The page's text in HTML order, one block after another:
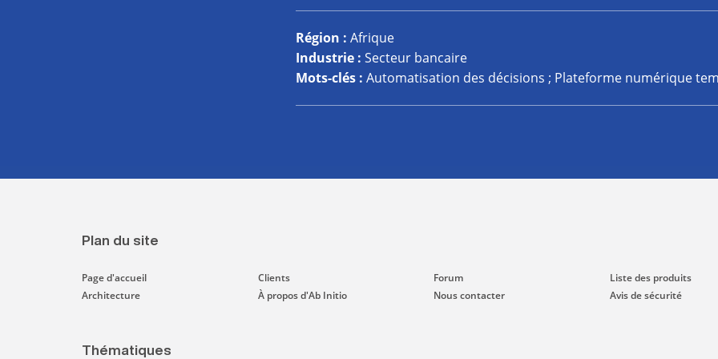
Région : Afrique
Industrie : Secteur bancaire
Mots-clés : Automatisation des décisions ; Plateforme numérique
Plan du site
Page d'accueil
Architecture
Clients
À propos d'Ab Initio
Forum
Nous contacter
Liste des produits
Avis de sécurité
Thématiques